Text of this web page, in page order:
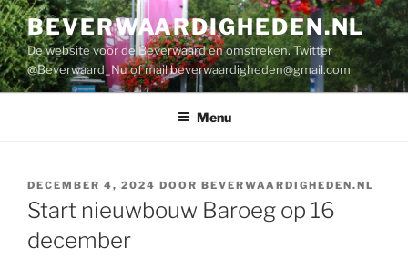
Ga
naar
de
inhoud
BEVERWAARDIGHEDEN.NL
De website voor de Beverwaard en omstreken. Twitter
@Beverwaard_Nu of mailbeverwaardigheden@gmail.com
Menu
GEPLAATST
OP
DECEMBER 4, 2024 DOOR BEVERWAARDIGHEDEN.NL
Start nieuwbouw Baroeg op 16
december